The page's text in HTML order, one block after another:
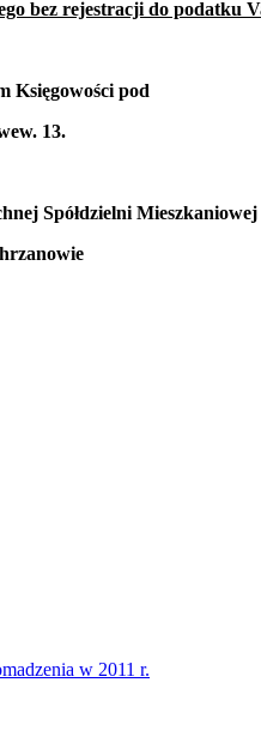
bez rejestracji do podatku
Księgowości pod
13.
Mieszkaniowej
w 2011 r.